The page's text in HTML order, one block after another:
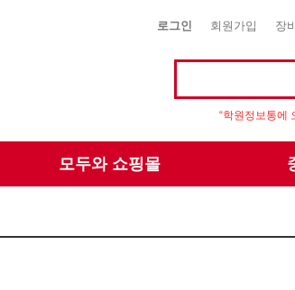
로그인 회원가입 장
“학원정보통에
모두와 쇼핑몰